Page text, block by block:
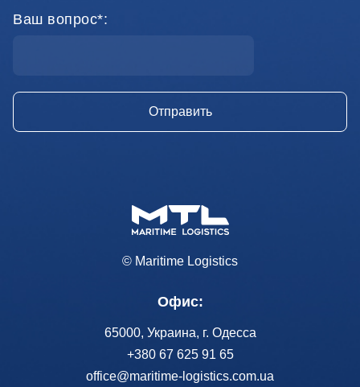
Ваш вопрос*:
© Maritime Logistics
Офис:
65000, Украина, г. Одесса
+380 67 625 91 65
office@maritime-logistics.com.ua